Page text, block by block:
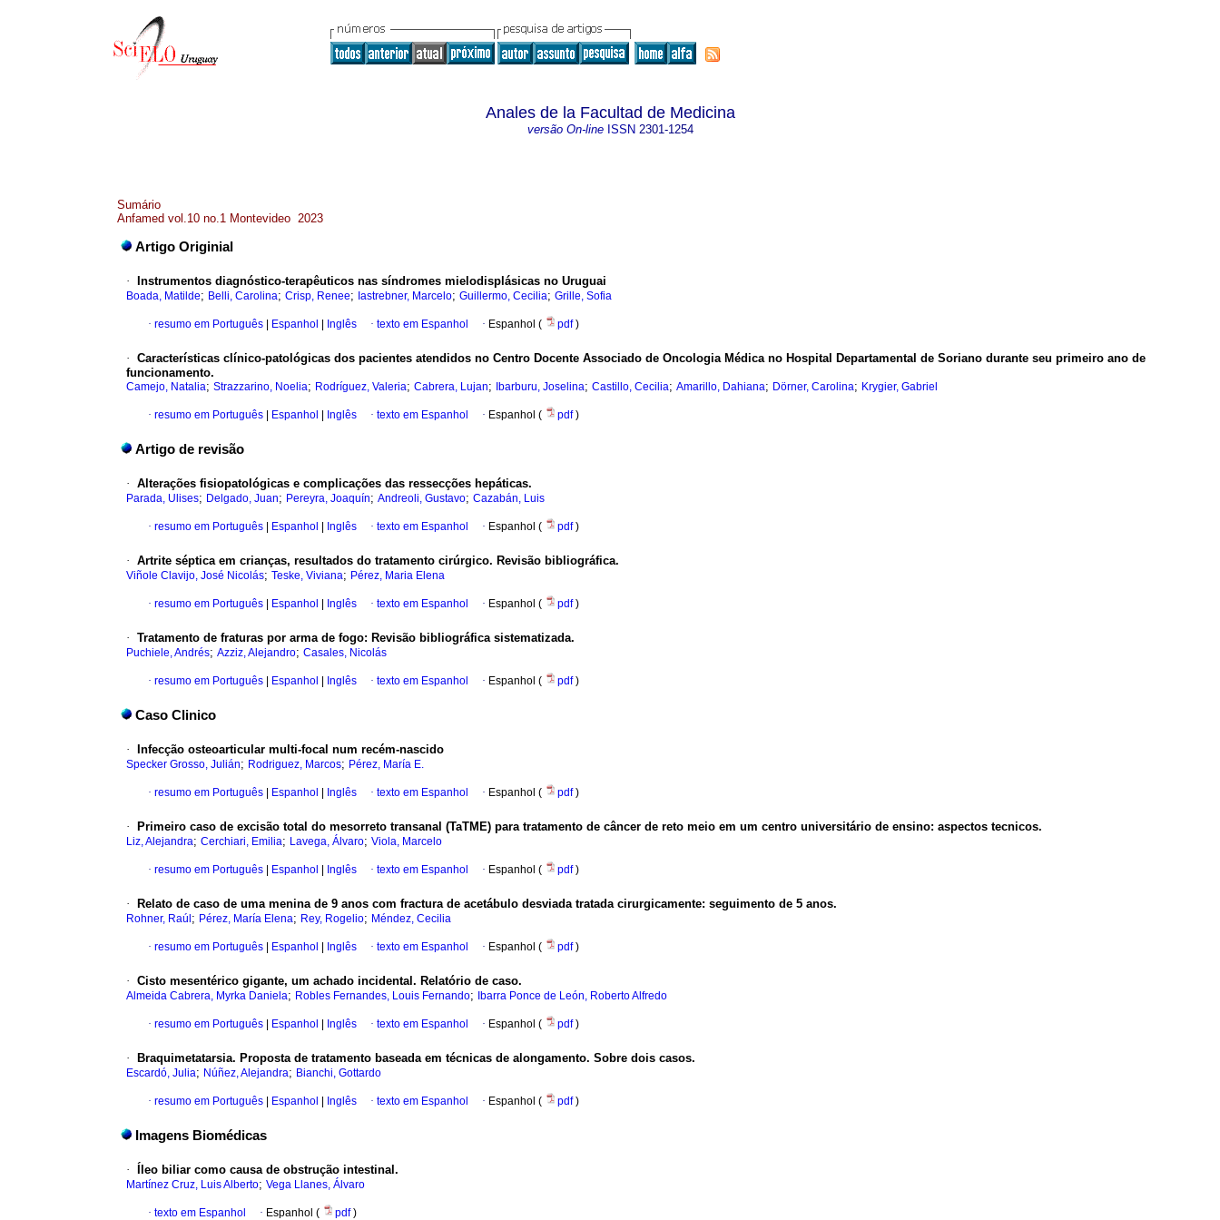
Anales de la Facultad de Medicina
versão On-lineISSN 2301-1254
Sumário
Anfamed vol.10 no.1 Montevideo 2023
Artigo Originial
· Instrumentos diagnóstico-terapêuticos nas síndromes mielodisplásicas no Uruguai
Boada, Matilde; Belli, Carolina; Crisp, Renee; Iastrebner, Marcelo; Guillermo, Cecilia; Grille, Sofia
· resumo em Português Espanhol Inglês · texto em Espanhol · Espanhol ( pdf)
· Características clínico-patológicas dos pacientes atendidos no Centro Docente Associado de Oncologia Médica no Hospital Departamental de Soriano durante seu primeiro ano de
funcionamento.
Camejo, Natalia; Strazzarino, Noelia; Rodríguez, Valeria; Cabrera, Lujan; Ibarburu, Joselina; Castillo, Cecilia; Amarillo, Dahiana; Dörner, Carolina; Krygier, Gabriel
· resumo em Português Espanhol Inglês · texto em Espanhol · Espanhol ( pdf)
Artigo de revisão
· Alterações fisiopatológicas e complicações das ressecções hepáticas.
Parada, Ulises; Delgado, Juan; Pereyra, Joaquín; Andreoli, Gustavo; Cazabán, Luis
· resumo em Português Espanhol Inglês · texto em Espanhol · Espanhol ( pdf)
· Artrite séptica em crianças, resultados do tratamento cirúrgico. Revisão bibliográfica.
Viñole Clavijo, José Nicolás; Teske, Viviana; Pérez, Maria Elena
· resumo em Português Espanhol Inglês · texto em Espanhol · Espanhol ( pdf)
· Tratamento de fraturas por arma de fogo: Revisão bibliográfica sistematizada.
Puchiele, Andrés; Azziz, Alejandro; Casales, Nicolás
· resumo em Português Espanhol Inglês · texto em Espanhol · Espanhol ( pdf)
Caso Clinico
· Infecção osteoarticular multi-focal num recém-nascido
Specker Grosso, Julián; Rodriguez, Marcos; Pérez, María E.
· resumo em Português Espanhol Inglês · texto em Espanhol · Espanhol ( pdf)
· Primeiro caso de excisão total do mesorreto transanal (TaTME) para tratamento de câncer de reto meio em um centro universitário de ensino: aspectos tecnicos.
Liz, Alejandra; Cerchiari, Emilia; Lavega, Álvaro; Viola, Marcelo
· resumo em Português Espanhol Inglês · texto em Espanhol · Espanhol ( pdf)
· Relato de caso de uma menina de 9 anos com fractura de acetábulo desviada tratada cirurgicamente: seguimento de 5 anos.
Rohner, Raúl ; Pérez, María Elena; Rey, Rogelio; Méndez, Cecilia
· resumo em Português Espanhol Inglês · texto em Espanhol · Espanhol ( pdf)
· Cisto mesentérico gigante, um achado incidental. Relatório de caso.
Almeida Cabrera, Myrka Daniela; Robles Fernandes, Louis Fernando; Ibarra Ponce de León, Roberto Alfredo
· resumo em Português Espanhol Inglês · texto em Espanhol · Espanhol ( pdf)
· Braquimetatarsia. Proposta de tratamento baseada em técnicas de alongamento. Sobre dois casos.
Escardó, Julia; Núñez, Alejandra; Bianchi, Gottardo
· resumo em Português Espanhol Inglês · texto em Espanhol · Espanhol ( pdf)
Imagens Biomédicas
· Íleo biliar como causa de obstrução intestinal.
Martínez Cruz, Luis Alberto; Vega Llanes, Álvaro
· texto em Espanhol · Espanhol ( pdf)